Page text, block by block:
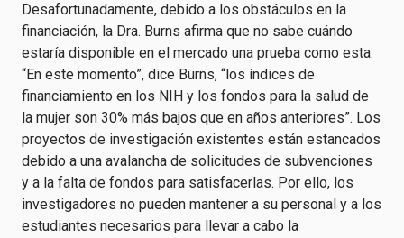
Desafortunadamente, debido a los obstáculos en la
financiación, la Dra. Burns afirma que no sabe cuándo
estaría disponible en el mercado una prueba como esta.
“En este momento”, dice Burns, “los índices de
financiamiento en los NIH y los fondos para la salud de
la mujer son 30% más bajos que en años anteriores”. Los
proyectos de investigación existentes están estancados
debido a una avalancha de solicitudes de subvenciones
y a la falta de fondos para satisfacerlas. Por ello, los
investigadores no pueden mantener a su personal y a los
estudiantes necesarios para llevar a cabo la